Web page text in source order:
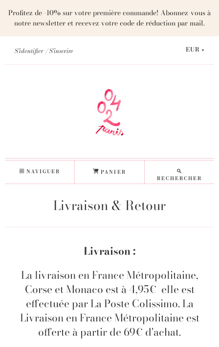
Profitez de -10% sur votre première commande! Abonnez-vous à
notre newsletter et recevez votre code de réduction par mail.
S'identifier S'inscrire EUR
NAVIGUER
PANIER
RECHERCHER
Livraison & Retour
Livraison :
La livraison en France Métropolitaine,
Corse et Monaco est à 4,95€ elle est
effectuée par La Poste Colissimo. La
Livraison en France Métropolitaine est
offerte à partir de 69€ d'achat.